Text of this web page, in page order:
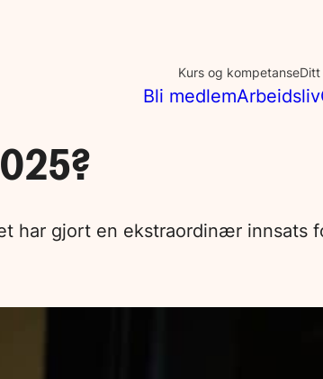
Bli medlemArbeidsliv
Kurs og kompetanseDitt
har gjort en ekstraordinær innsats